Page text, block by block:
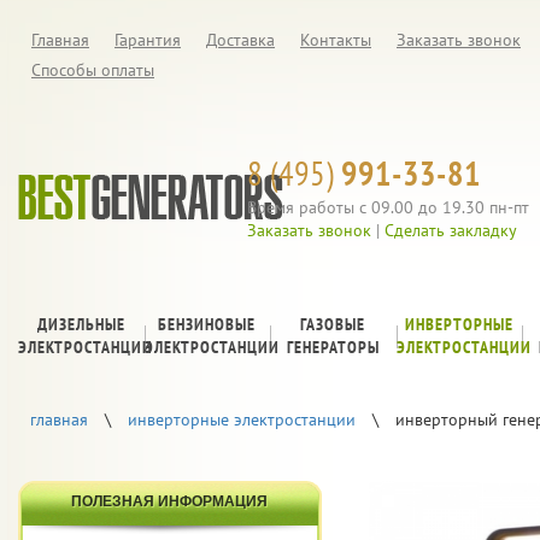
Главная Гарантия Доставка Контакты
Заказать звонок
Способы оплаты
8 (495)991-33-81
Время работы с 09.00 до 19.30 пн-пт
Заказать звонок | Сделать закладку
ДИЗЕЛЬНЫЕ
ЭЛЕКТРОСТАНЦИИ
БЕНЗИНОВЫЕ
ЭЛЕКТРОСТАНЦИИ
ГАЗОВЫЕ
ГЕНЕРАТОРЫ
ИНВЕРТОРНЫЕ
ЭЛЕКТРОСТАНЦИИ
главная \ инверторные электростанции \ инверторный
ПОЛЕЗНАЯ ИНФОРМАЦИЯ